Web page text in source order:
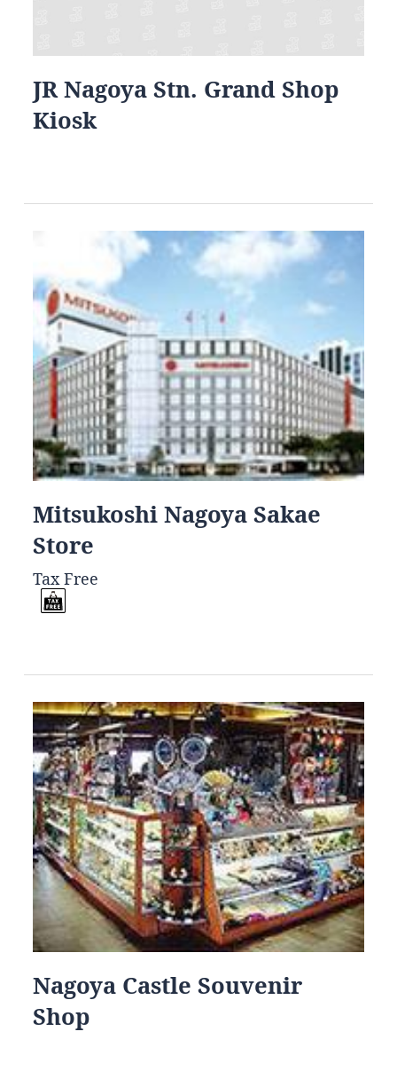
JR Nagoya Stn. Grand Shop
Kiosk
Mitsukoshi Nagoya Sakae
Store
Tax Free
Nagoya Castle Souvenir
Shop